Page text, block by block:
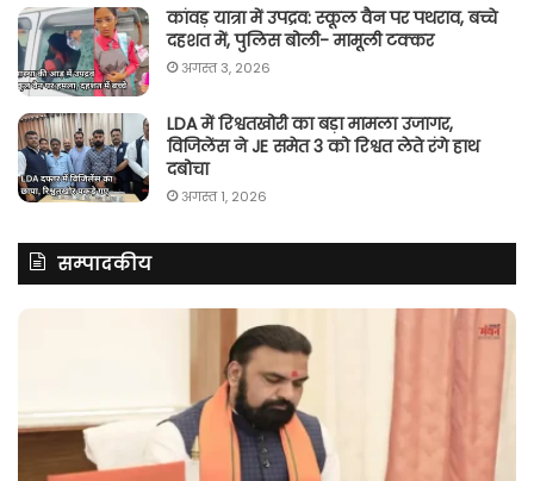
कांवड़ यात्रा में उपद्रव: स्कूल वैन पर पथराव, बच्चे
दहशत में, पुलिस बोली- मामूली टक्कर
अगस्त 3, 2026
LDA में रिश्वतखोरी का बड़ा मामला उजागर,
विजिलेंस ने JE समेत 3 को रिश्वत लेते रंगे हाथ
दबोचा
अगस्त 1, 2026
सम्पादकीय